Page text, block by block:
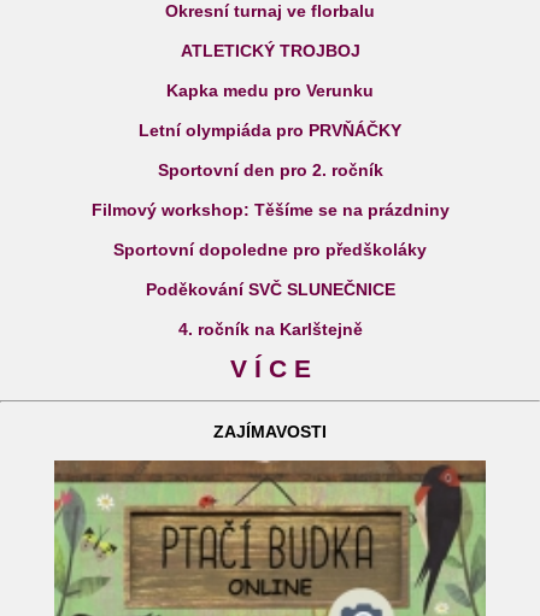
Okresní turnaj ve florbalu
ATLETICKÝ TROJBOJ
Kapka medu pro Verunku
Letní olympiáda pro PRVŇÁČKY
Sportovní den pro 2. ročník
Filmový workshop: Těšíme se na prázdniny
Sportovní dopoledne pro předškoláky
Poděkování SVČ SLUNEČNICE
4. ročník na Karlštejně
V Í C E
ZAJÍMAVOSTI